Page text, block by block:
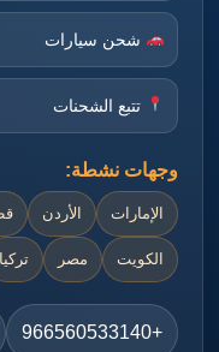
شحن سيارات
تتبع الشحنات
وجهات نشطة:
الإمارات الأردن
الكويت مصر تركيا
+966560533140